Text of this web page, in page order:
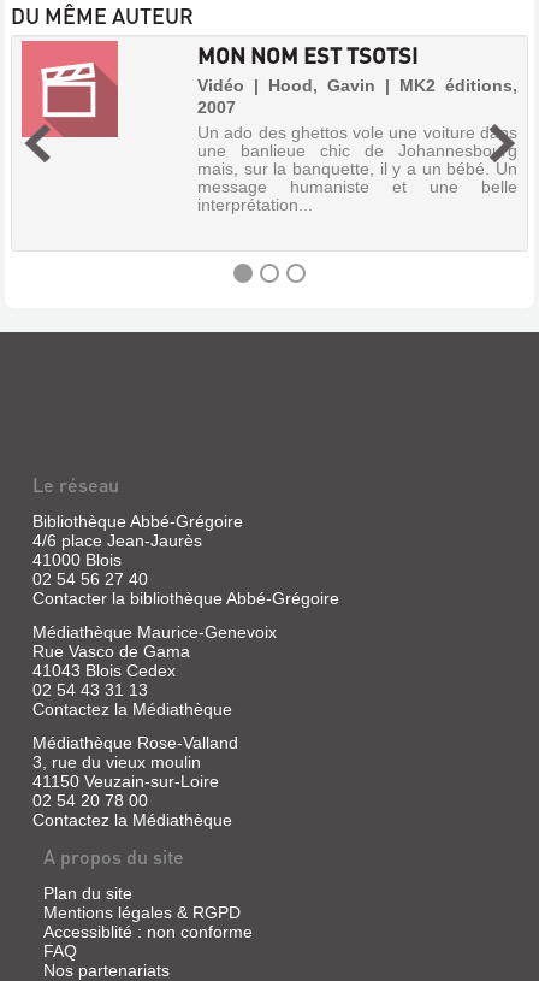
DU MÊME AUTEUR
MON NOM EST TSOTSI
Vidéo | Hood, Gavin | MK2 éditions,
2007
Un ado des ghettos vole une voiture dans
une banlieue chic de Johannesbourg
mais, sur la banquette, il y a un bébé. Un
message humaniste et une belle
interprétation...
Hood,
Gavin
MK2
éditions,
Un
ado
des
ghettos
vole
une
voiture
dans
une
banlieue
chic
Johannesbourg
sur
banquette,
Le réseau
Bibliothèque Abbé-Grégoire
4/6 place Jean-Jaurès
41000 Blois
02 54 56 27 40
Contacter la bibliothèque Abbé-Grégoire
Médiathèque Maurice-Genevoix
Rue Vasco de Gama
41043 Blois Cedex
02 54 43 31 13
Contactez la Médiathèque
Médiathèque Rose-Valland
3, rue du vieux moulin
41150 Veuzain-sur-Loire
02 54 20 78 00
Contactez la Médiathèque
A propos du site
Plan du site
Mentions légales & RGPD
Accessiblité : non conforme
FAQ
Nos partenariats